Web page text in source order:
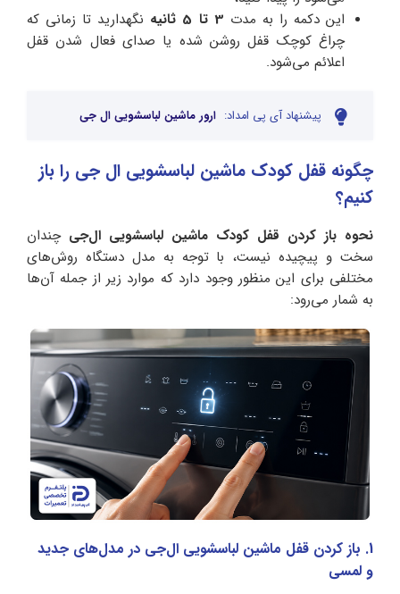
این دکمه را به مدت 3 تا 5 ثانیه
نگهدارید تا زمانی که
چراغ کوچک قفل روشن شده یا صدای فعال شدن قفل
اعلائم می‌شود.
پیشنهاد آی پی امداد: ارور ماشین لباسشویی ال جی
چگونه قفل کودک ماشین لباسشویی ال جی را باز
کنیم؟
نحوه باز کردن قفل کودک ماشین لباسشویی ال‌جی چندان
سخت و پیچیده نیست، با توجه به مدل دستگاه روش‌های
مختلفی برای این منظور وجود دارد که موارد زیر از جمله آن‌ها
به شمار می‌رود:
1. باز کردن قفل ماشین لباسشویی ال‌جی در مدل‌های جدید
و لمسی